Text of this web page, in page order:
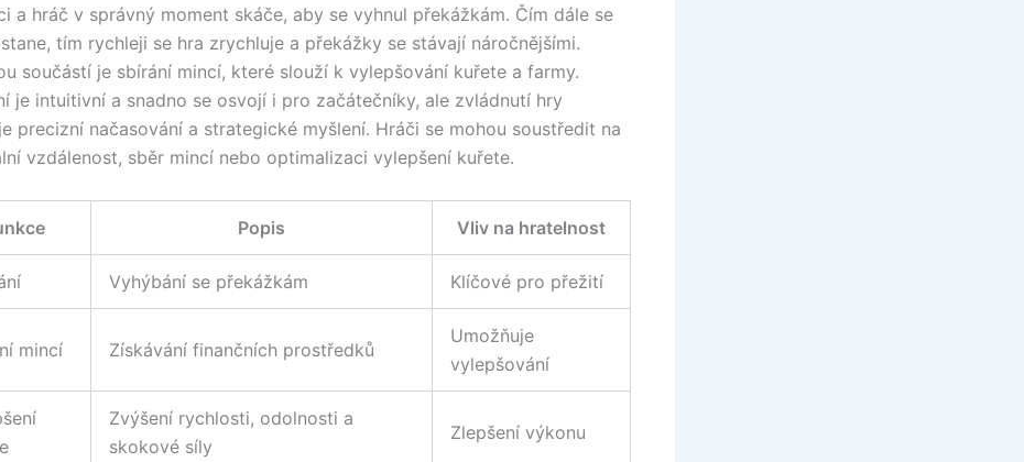
a hráč v správný moment skáče, aby se vyhnul překážkám. Čím dále se
tím rychleji se hra zrychluje a překážky se stávají náročnějšími.
součástí je sbírání mincí, které slouží k vylepšování kuřete a farmy.
je intuitivní a snadno se osvojí i pro začátečníky, ale zvládnutí hry
precizní načasování a strategické myšlení. Hráči se mohou soustředit na
vzdálenost, sběr mincí nebo optimalizaci vylepšení kuřete.
Popis Vliv na hratelnost
Vyhýbání se překážkám Klíčové pro přežití
mincí Získávání finančních prostředků
Umožňuje
vylepšování
Zvýšení rychlosti, odolnosti a
skokové síly
Zlepšení výkonu